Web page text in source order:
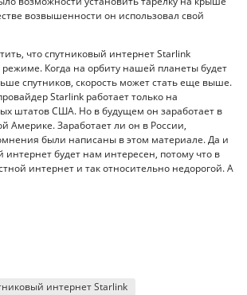
возвышенности он использовал свой
что спутниковый интернет Starlink
режиме. Когда на орбиту нашей планеты будет
спутников, скорость может стать еще выше.
Starlink работает только на
штатов США. Но в будущем он заработает в
Америке. Заработает ли он в России,
были написаны в этом материале. Да и
интернет будет нам интересен, потому что в
интернет и так относительно недорогой. А
интернет Starlink